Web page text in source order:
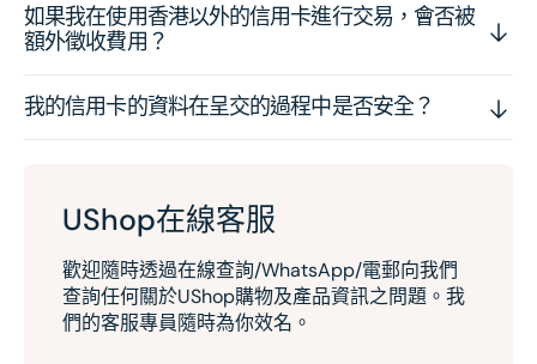
如果我在使用香港以外的信用卡進行交易，會否被
額外徵收費用？
我的信用卡的資料在呈交的過程中是否安全？
UShop在線客服
歡迎隨時透過在線查詢/WhatsApp/電郵向我們
查詢任何關於UShop購物及產品資訊之問題。我
們的客服專員隨時為你效名。